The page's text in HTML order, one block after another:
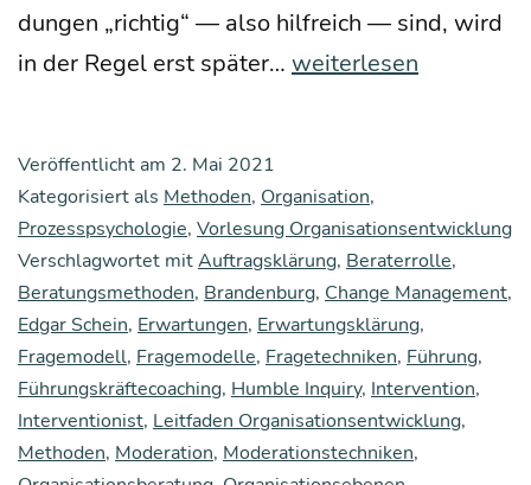
dun­gen „rich­tig“ — also hilf­reich — sind, wird
in der Regel erst spä­ter… Die
von
Mensch
und
Orga­
ni­
sa­
ti­
on:
weiterlesen
Veröffentlicht am 2. Mai 2021
Kategorisiert als Methoden, Organisation,
Prozesspsychologie, Vorlesung Organisationsentwicklung
Verschlagwortet mitAuftragsklärung, Beraterrolle,
Beratungsmethoden, Brandenburg, Change Management,
Edgar Schein, Erwartungen, Erwartungsklärung,
Fragemodell, Fragemodelle, Fragetechniken, Führung,
Führungskräftecoaching, Humble Inquiry, Intervention,
Interventionist, Leitfaden Organisationsentwicklung,
Methoden, Moderation, Moderationstechniken,